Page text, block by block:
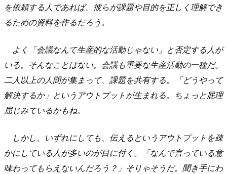
を依頼する人であれば、彼らが課題や目的を正しく理解でき
るための資料を作るだろう。
よく「会議なんて生産的な活動じゃない」と否定する人が
いる。そんなことはない。会議も重要な生産活動の一種だ。
二人以上の人間が集まって、課題を共有する。「どうやって
解決するか」というアウトプットが生まれる。ちょっと屁理
屈じみているかもね。
しかし、いずれにしても、伝えるというアウトプットを疎
かにしている人が多いのが目に付く。「なんで言っている意
味わってもらえないんだろう？」そりゃそうだ。聞き手にわ